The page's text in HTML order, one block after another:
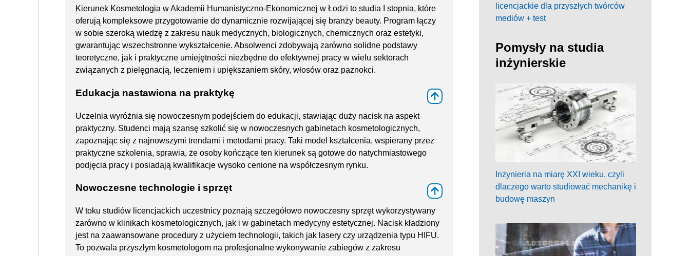
Kierunek Kosmetologia w Akademii Humanistyczno-Ekonomicznej w Łodzi to studia I stopnia, które
oferują kompleksowe przygotowanie do dynamicznie rozwijającej się branży beauty. Program łączy
w sobie szeroką wiedzę z zakresu nauk medycznych, biologicznych, chemicznych oraz estetyki,
gwarantując wszechstronne wykształcenie. Absolwenci zdobywają zarówno solidne podstawy
teoretyczne, jak i praktyczne umiejętności niezbędne do efektywnej pracy w wielu sektorach
związanych z pielęgnacją, leczeniem i upiększaniem skóry, włosów oraz paznokci.
Edukacja nastawiona na praktykę
Uczelnia wyróżnia się nowoczesnym podejściem do edukacji, stawiając duży nacisk na aspekt
praktyczny. Studenci mają szansę szkolić się w nowoczesnych gabinetach kosmetologicznych,
zapoznając się z najnowszymi trendami i metodami pracy. Taki model kształcenia, wspierany przez
praktyczne szkolenia, sprawia, że osoby kończące ten kierunek są gotowe do natychmiastowego
podjęcia pracy i posiadają kwalifikacje wysoko cenione na współczesnym rynku.
Nowoczesne technologie i sprzęt
W toku studiów licencjackich uczestnicy poznają szczegółowo nowoczesny sprzęt wykorzystywany
zarówno w klinikach kosmetologicznych, jak i w gabinetach medycyny estetycznej. Nacisk kładziony
jest na zaawansowane procedury z użyciem technologii, takich jak lasery czy urządzenia typu HIFU.
To pozwala przyszłym kosmetologom na profesjonalne wykonywanie zabiegów z zakresu
licencjackie dla przyszłych twórców
mediów + test
Pomysły na studia
inżynierskie
Inżynieria na miarę XXI wieku, czyli
dlaczego warto studiować mechanikę i
budowę maszyn